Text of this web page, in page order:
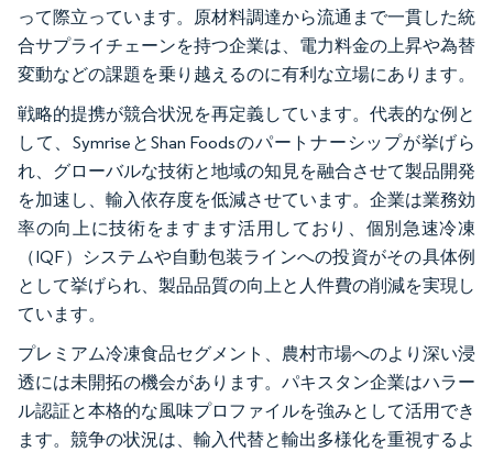
って際立っています。原材料調達から流通まで一貫した統
合サプライチェーンを持つ企業は、電力料金の上昇や為替
変動などの課題を乗り越えるのに有利な立場にあります。
戦略的提携が競合状況を再定義しています。代表的な例と
して、SymriseとShan Foodsのパートナーシップが挙げら
れ、グローバルな技術と地域の知見を融合させて製品開発
を加速し、輸入依存度を低減させています。企業は業務効
率の向上に技術をますます活用しており、個別急速冷凍
（IQF）システムや自動包装ラインへの投資がその具体例
として挙げられ、製品品質の向上と人件費の削減を実現し
ています。
プレミアム冷凍食品セグメント、農村市場へのより深い浸
透には未開拓の機会があります。パキスタン企業はハラー
ル認証と本格的な風味プロファイルを強みとして活用でき
ます。競争の状況は、輸入代替と輸出多様化を重視するよ